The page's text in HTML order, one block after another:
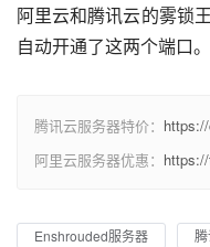
阿里云和腾讯云的雾锁
自动开通了这两个端口。
腾讯云服务器特价：
阿里云服务器优惠：
Enshrouded服务器